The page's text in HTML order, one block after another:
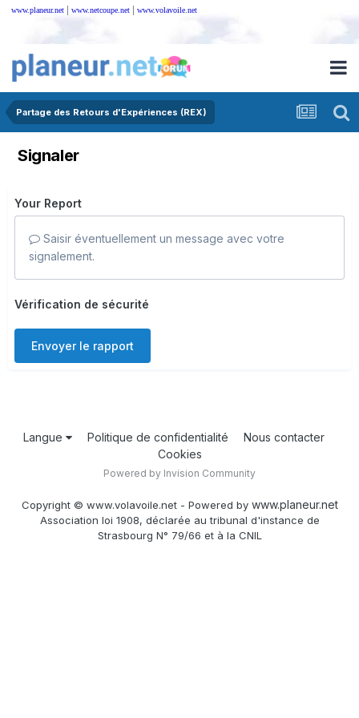
www.planeur.net | www.netcoupe.net | www.volavoile.net
Partage des Retours d'Expériences (REX)
Signaler
Your Report
Saisir éventuellement un message avec votre
signalement.
Vérification de sécurité
Envoyer le rapport
Langue Politique de confidentialité
Nous contacter
Cookies
Powered by Invision Community
Copyright © www.volavoile.net - Powered by www.planeur.net
Association loi 1908, déclarée au tribunal d'instance de
Strasbourg N° 79/66 et à la CNIL